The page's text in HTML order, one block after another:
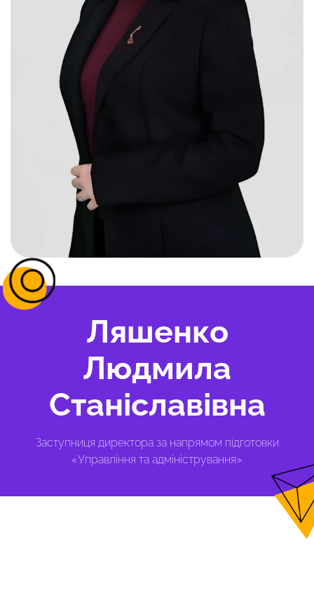
Ляшенко
Людмила
Станіславівна
Заступниця директора за напрямом підготовки
«Управління та адміністрування»